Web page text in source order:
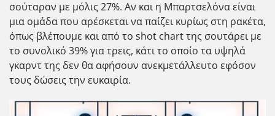
σούταραν με μόλις 27%. Αν και η Μπαρτσελόνα είναι
μια ομάδα που αρέσκεται να παίζει κυρίως στη ρακέτα,
όπως βλέπουμε και από το shot chart της σουτάρει με
το συνολικό 39% για τρεις, κάτι το οποίο τα υψηλά
γκαρντ της δεν θα αφήσουν ανεκμετάλλευτο εφόσον
τους δώσεις την ευκαιρία.